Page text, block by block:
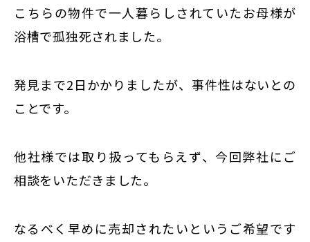
埼玉
千葉
名古屋
こちらの物件で一人暮らしされていたお母様が
浴槽で孤独死されました。
発見まで2日かかりましたが、事件性はないとの
ことです。
他社様では取り扱ってもらえず、今回弊社にご
相談をいただきました。
なるべく早めに売却されたいというご希望です